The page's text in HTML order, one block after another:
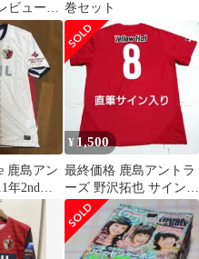
ビュー
巻セット
鹿島アン
年2ndユ
ワイト
¥ 1,500
最終価格 鹿島アントラ
ーズ 野沢拓也 サイン T
シャツ ユニフォーム